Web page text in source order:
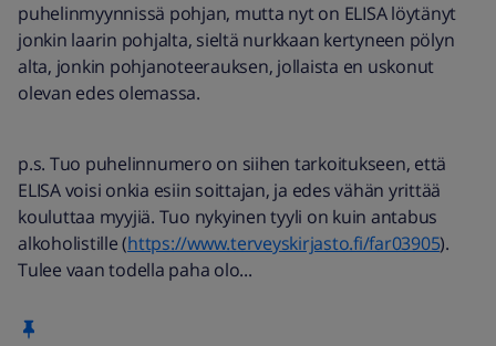
puhelinmyynnissä pohjan, mutta nyt on ELISA löytänyt
jonkin laarin pohjalta, sieltä nurkkaan kertyneen pölyn
alta, jonkin pohjanoteerauksen, jollaista en uskonut
olevan edes olemassa.
p.s. Tuo puhelinnumero on siihen tarkoitukseen, että
ELISA voisi onkia esiin soittajan, ja edes vähän yrittää
kouluttaa myyjiä. Tuo nykyinen tyyli on kuin antabus
alkoholistille (https://www.terveyskirjasto.fi/far03905).
Tulee vaan todella paha olo...